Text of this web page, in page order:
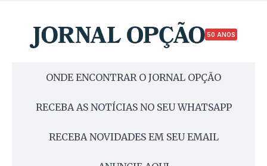
50 ANOS
ONDE ENCONTRAR O JORNAL OPÇÃO
RECEBA AS NOTÍCIAS NO SEU WHATSAPP
RECEBA NOVIDADES EM SEU EMAIL